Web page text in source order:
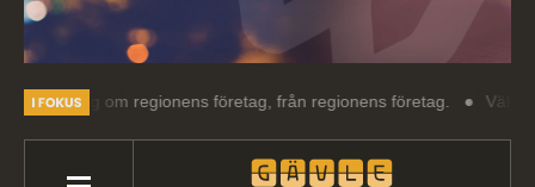
om regionens företag, från regionens företag. Välkommen till